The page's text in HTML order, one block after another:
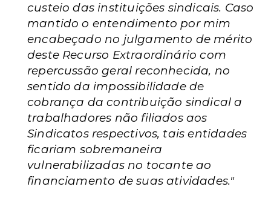
custeio das instituições sindicais. Caso
mantido o entendimento por mim
encabeçado no julgamento de mérito
deste Recurso Extraordinário com
repercussão geral reconhecida, no
sentido da impossibilidade de
cobrança da contribuição sindical a
trabalhadores não filiados aos
Sindicatos respectivos, tais entidades
ficariam sobremaneira
vulnerabilizadas no tocante ao
financiamento de suas atividades."